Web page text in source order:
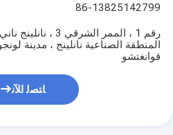
86-13825142799
رقم 1 ، الممر الشرقي 3
المنطقة الصناعية نانلينج ، مدينة
قوانغتشو
ﺎﺘﺼﻟ ﺍﻶﻧ